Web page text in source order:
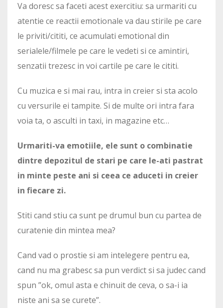
Va doresc sa faceti acest exercitiu: sa urmariti cu
atentie ce reactii emotionale va dau stirile pe care
le priviti/cititi, ce acumulati emotional din
serialele/filmele pe care le vedeti si ce amintiri,
senzatii trezesc in voi cartile pe care le cititi.
Cu muzica e si mai rau, intra in creier si sta acolo
cu versurile ei tampite. Si de multe ori intra fara
voia ta, o asculti in taxi, in magazine etc…
Urmariti-va emotiile, ele sunt o combinatie
dintre depozitul de stari pe care le-ati pastrat
in minte peste ani si ceea ce aduceti in creier
in fiecare zi.
Stiti cand stiu ca sunt pe drumul bun cu partea de
curatenie din mintea mea?
Cand vad o prostie si am intelegere pentru ea,
cand nu ma grabesc sa pun verdict si sa judec cand
spun ”ok, omul asta e chinuit de ceva, o sa-i ia
niste ani sa se curete”.